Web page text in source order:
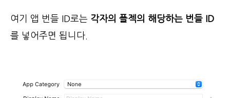
여기 앱 번들 ID로는 각자의 플젝의 해당하는 번들 ID
를 넣어주면 됩니다.